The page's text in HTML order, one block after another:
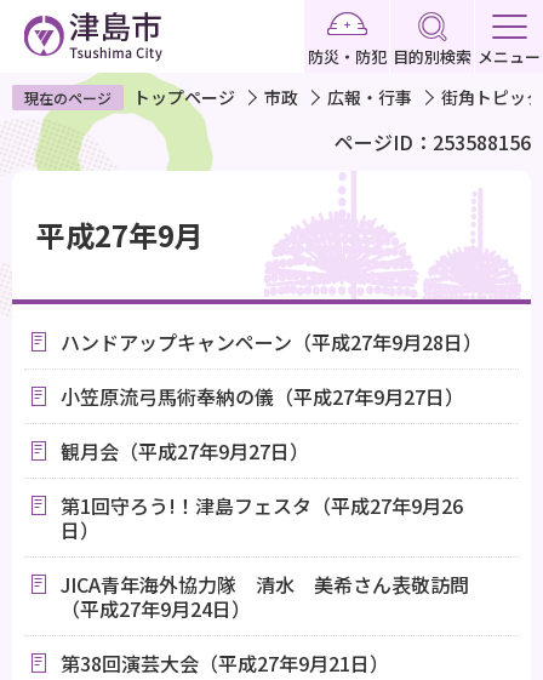
ペ
ー
ジ
で
す
防災・防犯 目的別検索 メニュー
現在のページ トップページ 市政 広報・行事 街角トピッ
ページID：253588156
平成27年9月
ハンドアップキャンペーン（平成27年9月28日）
小笠原流弓馬術奉納の儀（平成27年9月27日）
観月会（平成27年9月27日）
第1回守ろう!！津島フェスタ（平成27年9月26
日）
JICA青年海外協力隊 清水 美希さん表敬訪問
（平成27年9月24日）
第38回演芸大会（平成27年9月21日）